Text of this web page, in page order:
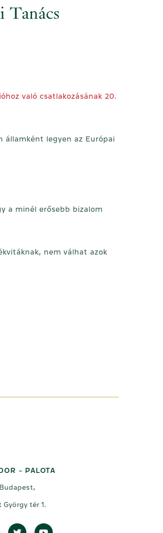
Tanács
való csatlakozásának 20.
államként legyen az Európai
a minél erősebb bizalom
nem válhat azok
- PALOTA
György tér 1.
FacebookTwitter